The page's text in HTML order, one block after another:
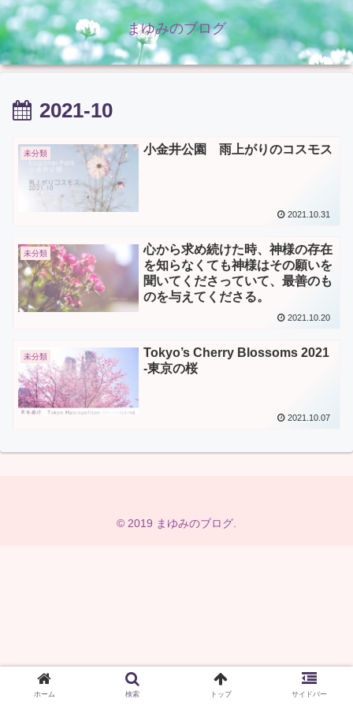
まゆみのブログ
2021-10
未分類 小金井公園 雨上がりのコスモス
2021.10.31
未分類
心から求め続けた時、神様の存在
を知らなくても神様はその願いを
聞いてくださっていて、最善のも
のを与えてくださる。
2021.10.20
未分類
Tokyo’s Cherry Blossoms 2021
-東京の桜
2021.10.07
© 2019 まゆみのブログ.
ホーム 検索 トップ サイドバー